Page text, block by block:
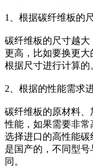
1、根据碳纤维板的
碳纤维板的尺寸越
更高，比如要换更
根据尺寸进行计算的
2、根据的性能需求
碳纤维板的原材料
性能，如果需要非
选择进口的高性能
是国产的，不同型
同。